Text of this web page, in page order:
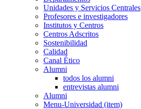
Unidades y Servicios Centrales
Profesores e investigadores
Institutos y Centros
Centros Adscritos
Sostenibilidad
Calidad
Canal Ético
Alumni
todos los alumni
entrevistas alumni
Alumni
Menu-Universidad (item)